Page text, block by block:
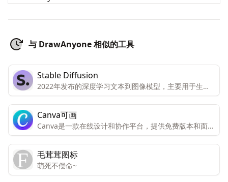
与 DrawAnyone 相似的工具
Stable Diffusion
2022年发布的深度学习文本到图像模型，主要用于生成
基于文本描述的详细图像，为图像生成和处理提供了更多
的可能性。
Canva可画
Canva是一款在线设计和协作平台，提供免费版本和面向
个人和团队的高级版本。高级版本包括所有功能和内容，
而免费版本只能有限访问。Canva还提供免费访问注册的
非营利组织和教育机构。Canva提供数千种专业模板、图
像和高质量内容，可创建设计、演示文稿、视频和社交媒
体内容。
毛茸茸图标
萌死不偿命~